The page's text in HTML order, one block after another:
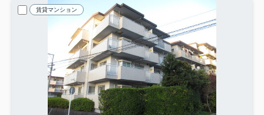
賃貸マンション